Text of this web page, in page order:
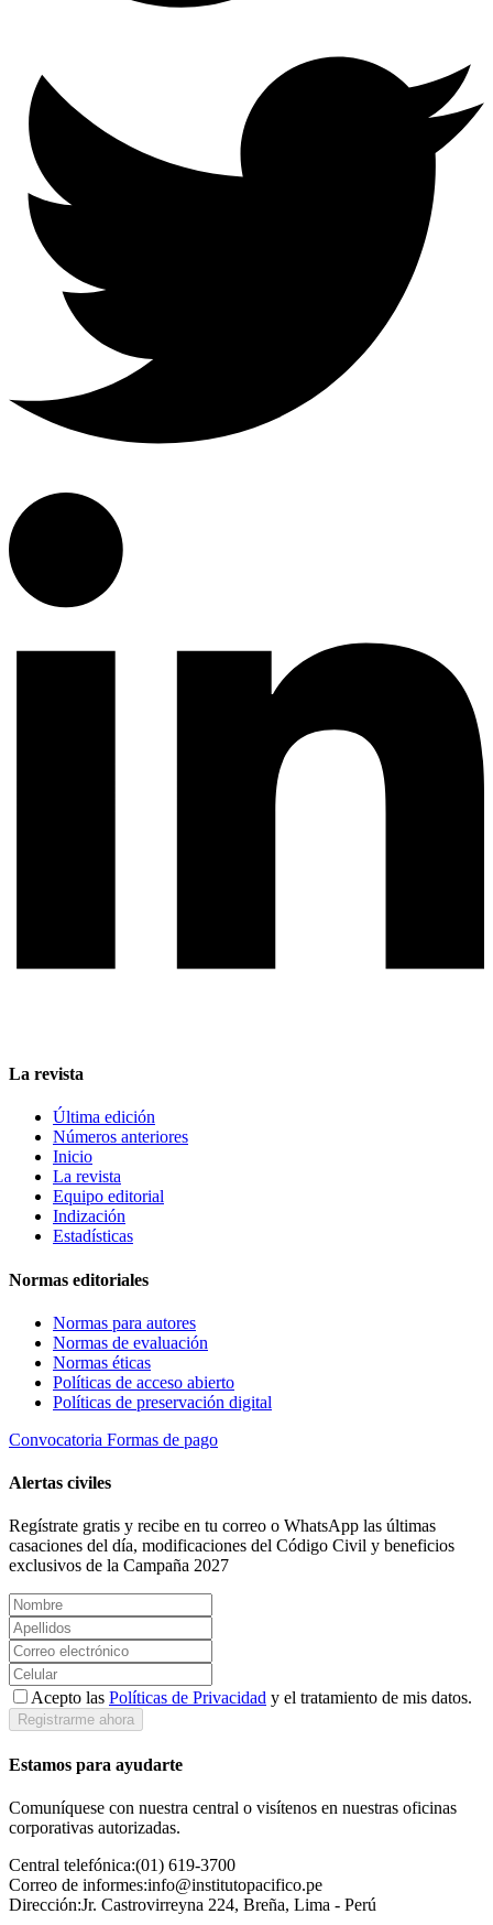
La revista
Última edición
Números anteriores
Inicio
La revista
Equipo editorial
Indización
Estadísticas
Normas editoriales
Normas para autores
Normas de evaluación
Normas éticas
Políticas de acceso abierto
Políticas de preservación digital
Convocatoria Formas de pago
Alertas civiles
Regístrate gratis y recibe en tu correo o WhatsApp las últimas
casaciones del día, modificaciones del Código Civil y beneficios
exclusivos de la Campaña 2027
Acepto las Políticas de Privacidad y el tratamiento de mis datos.
Registrarme ahora
Estamos para ayudarte
Comuníquese con nuestra central o visítenos en nuestras oficinas
corporativas autorizadas.
Central telefónica:(01) 619-3700
Correo de informes:info@institutopacifico.pe
Dirección:Jr. Castrovirreyna 224, Breña, Lima - Perú